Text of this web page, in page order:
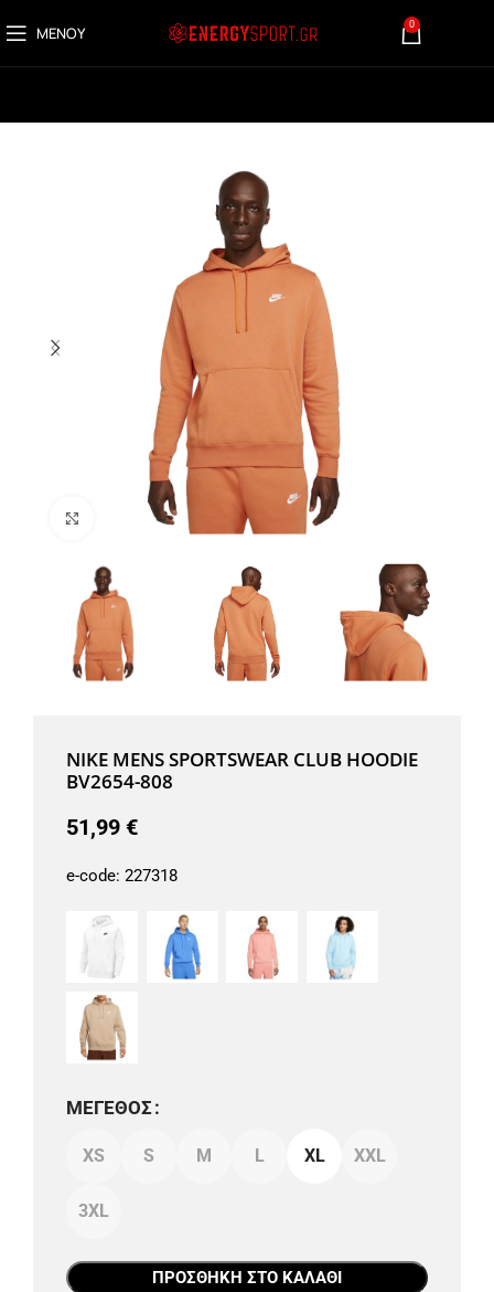
ΜΕΝΟΎ 0
Μεγέθυνση
NIKE MENS SPORTSWEAR CLUB HOODIE
BV2654-808
51,99 €
e-code: 227318
ΜΈΓΕΘΟΣ
XS S M L XL XXL
3XL
ΠΡΟΣΘΉΚΗ ΣΤΟ ΚΑΛΆΘΙ